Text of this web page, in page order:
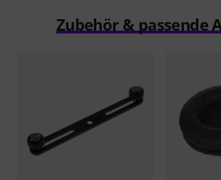
Zubehör & passende